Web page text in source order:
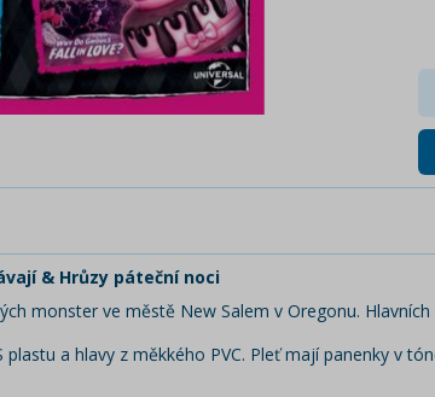
& Hrůzy páteční noci
monster ve městě New Salem v Oregonu.
plastu a hlavy z měkkého PVC. Pleť mají panenky v